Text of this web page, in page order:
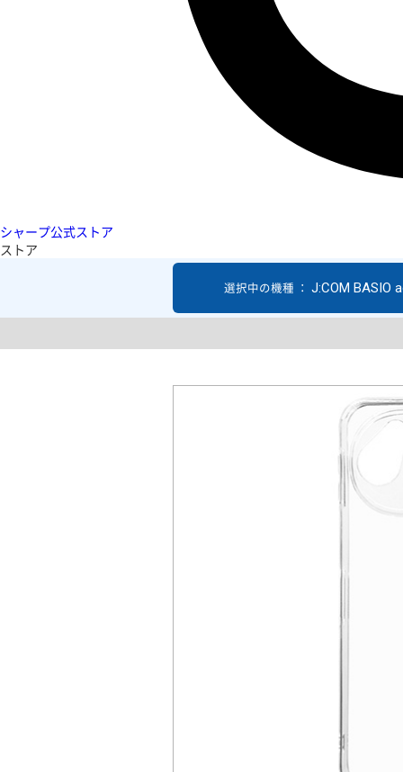
シャープ公式ストア
ストア
選択中の機種 ： J:COM BASIO